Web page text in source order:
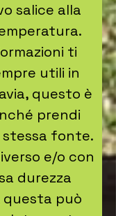
salice alla
ti
utili in
questo è
prendi
fonte.
e/o con
durezza
può